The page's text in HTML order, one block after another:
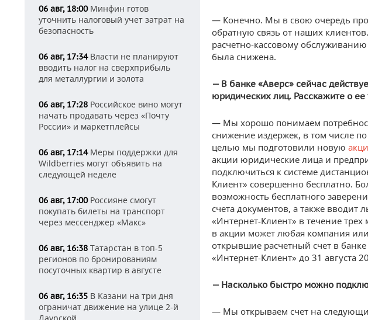
06 авг, 18:00Минфин готов
уточнить налоговый учет затрат на
безопасность
06 авг, 17:34Власти не планируют
вводить налог на сверхприбыль
для металлургии и золота
06 авг, 17:28 Российское вино могут
начать продавать через «Почту
России» и маркетплейсы
06 авг, 17:14Меры поддержки для
Wildberries могут объявить на
следующей неделе
06 авг, 17:00Россияне смогут
покупать билеты на транспорт
через мессенджер «Макс»
06 авг, 16:38 Татарстан в топ-5
регионов по бронированиям
посуточных квартир в августе
06 авг, 16:35 В Казани на три дня
ограничат движение на улице 2-й
— Конечно. Мы в свою очередь
обратную связь от наших
расчетно-кассовому
была снижена.
— В банке «Аверс» сейчас
юридических лиц. Расскажите о ее
— Мы хорошо понимаем
снижение издержек, в том числе
целью мы подготовили новую
акции юридические лица и
подключиться к системе
Клиент» совершенно бесплатно.
возможность бесплатного
счета документов, а также
«Интернет-Клиент» в течение трех
в акции может любая компания
открывшие расчетный счет в
«Интернет-Клиент» до 31 августа
— Насколько быстро можно
— Мы открываем счет на